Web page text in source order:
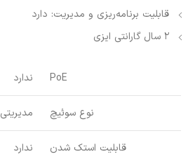
قابلیت برنامه‌ریزی و مدیریت: دارد
2 سال گارانتی ایزی
PoE ندارد
نوع سوئیچ مدیریتی
قابلیت استک شدن ندارد